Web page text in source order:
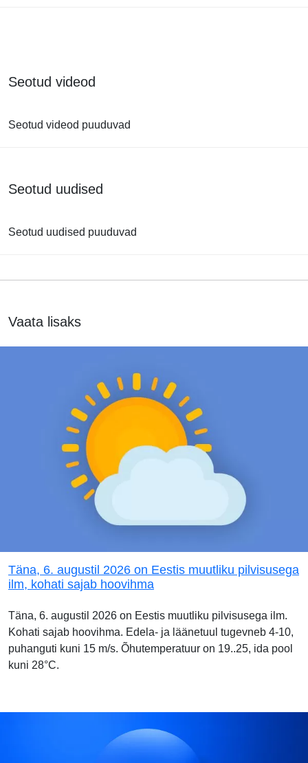
Seotud videod
Seotud videod puuduvad
Seotud uudised
Seotud uudised puuduvad
Vaata lisaks
Täna, 6. augustil 2026 on Eestis muutliku pilvisusega
ilm, kohati sajab hoovihma
Täna, 6. augustil 2026 on Eestis muutliku pilvisusega ilm.
Kohati sajab hoovihma. Edela- ja läänetuul tugevneb 4-10,
puhanguti kuni 15 m/s. Õhutemperatuur on 19..25, ida pool
kuni 28°C.